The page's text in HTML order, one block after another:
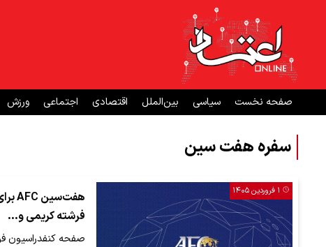
صفحه نخست سیاسی بین‌الملل اقتصادی اجتماعی ورزش
سفره هفت سین
۱ فروردین ۱۴۰۵
فرشته کریمی و...
صفحه کنفدراسیون